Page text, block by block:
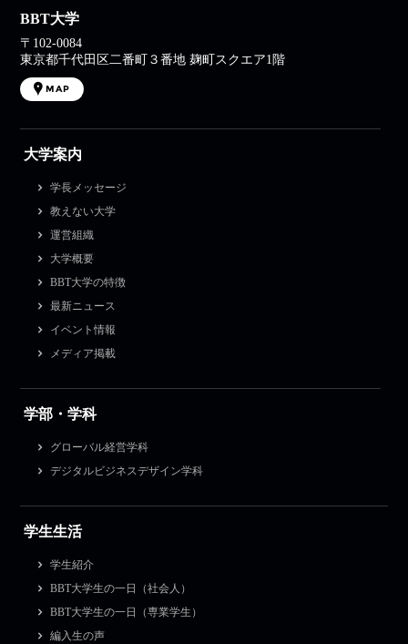
BBT大学
〒102-0084
東京都千代田区二番町３番地 麹町スクエア1階
MAP
大学案内
学長メッセージ
教えない大学
運営組織
大学概要
BBT大学の特徴
最新ニュース
イベント情報
メディア掲載
学部・学科
グローバル経営学科
デジタルビジネスデザイン学科
学生生活
学生紹介
BBT大学生の一日（社会人）
BBT大学生の一日（専業学生）
編入生の声